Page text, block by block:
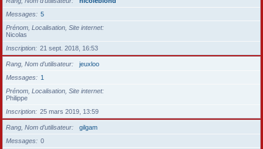
Messages
5
Prénom, Localisation, Site internet
Nicolas
Inscription
21 sept. 2018, 16:53
Rang, Nom d’utilisateur
jeuxloo
Messages
1
Prénom, Localisation, Site internet
Philippe
Inscription
25 mars 2019, 13:59
Rang, Nom d’utilisateur
gilgam
Messages
0